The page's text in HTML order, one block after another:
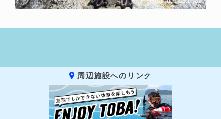
周辺施設へのリンク